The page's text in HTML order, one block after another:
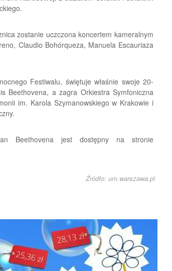
zostanie uczczona koncertem kameralnym
Claudio Bohórqueza, Manuela Escauriaza
Festiwalu, świętuje właśnie swoje 20-
Beethovena, a zagra Orkiestra Symfoniczna
im. Karola Szymanowskiego w Krakowie i
Beethovena jest dostępny na stronie
Źródło: um.warszawa.pl